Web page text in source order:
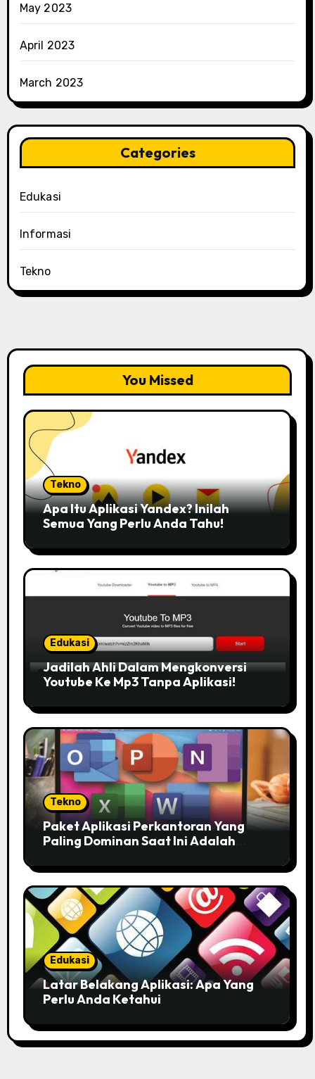
May 2023
April 2023
March 2023
Categories
Edukasi
Informasi
Tekno
You Missed
Tekno
Apa Itu Aplikasi Yandex? Inilah
Semua Yang Perlu Anda Tahu!
Edukasi
Jadilah Ahli Dalam Mengkonversi
Youtube Ke Mp3 Tanpa Aplikasi!
Tekno
Paket Aplikasi Perkantoran Yang
Paling Dominan Saat Ini Adalah
Anda!
Edukasi
Latar Belakang Aplikasi: Apa Yang
Perlu Anda Ketahui